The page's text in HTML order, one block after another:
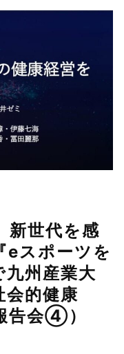
新世代を感
eスポーツを
州産業大
会的健康
告会④）